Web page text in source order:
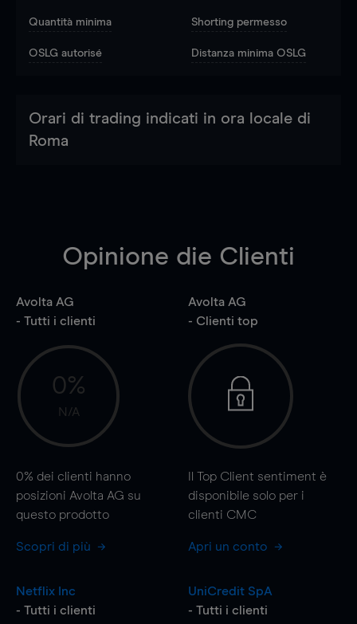
Quantità minima Shorting permesso
OSLG autorisé Distanza minima OSLG
Orari di trading indicati in ora locale di
Roma
Opinione die Clienti
Avolta AG
- Tutti i clienti
0%
N/A
0% dei clienti hanno
posizioni Avolta AG su
questo prodotto
Scopri di più
Avolta AG
- Clienti top
Il Top Client sentiment è
disponibile solo per i
clienti CMC
Apri un conto
Netflix Inc
- Tutti i clienti
UniCredit SpA
- Tutti i clienti